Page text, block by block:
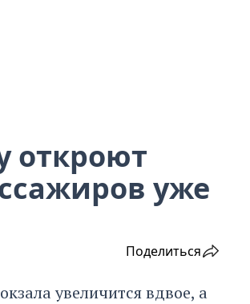
откроют
уже
Поделиться
увеличится вдвое, а